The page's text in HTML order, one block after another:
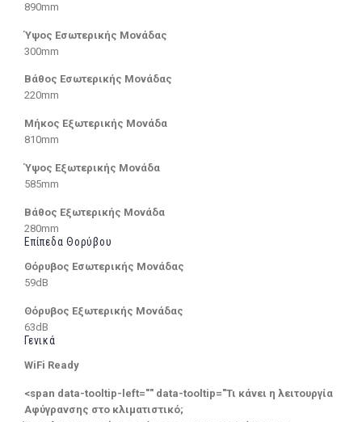
890mm
Ύψος Εσωτερικής Μονάδας
300mm
Βάθος Εσωτερικής Μονάδας
220mm
Μήκος Εξωτερικής Μονάδα
810mm
Ύψος Εξωτερικής Μονάδα
585mm
Βάθος Εξωτερικής Μονάδα
280mm
Επίπεδα Θορύβου
Θόρυβος Εσωτερικής Μονάδας
59dB
Θόρυβος Εξωτερικής Μονάδας
63dB
Γενικά
WiFi Ready
<span data-tooltip-left="" data-tooltip="Τι κάνει η λειτουργία
Αφύγρανσης στο κλιματιστικό;